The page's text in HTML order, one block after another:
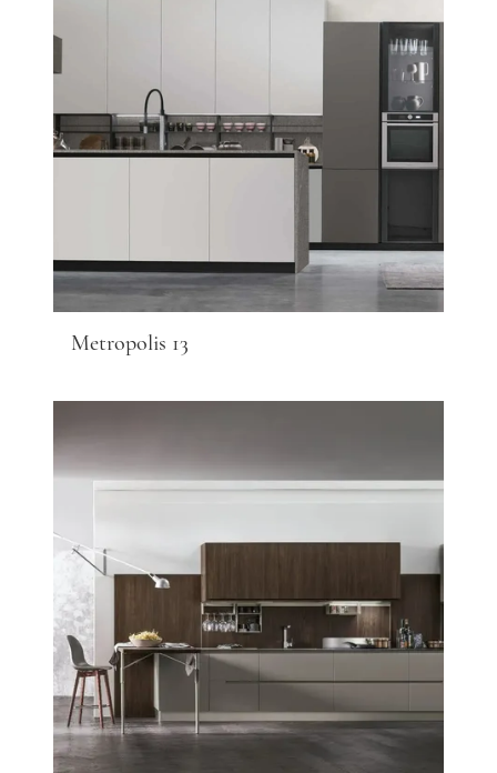
Metropolis 13